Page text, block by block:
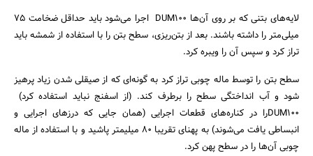
لایه‌های بتنی که بر روی آن‌ها DUM100 اجرا می‌شود باید حداقل ضخامت 75
میلی‌متر را داشته باشند. بعد از بتن‌ریزی، سطح بتن را با استفاده از شمشه باید
تراز کرد و سپس آن را ویبره کرد.
سطح بتن را توسط ماله چوبی تراز کرد به گونه‌ای که از صیقلی شدن زیاد پرهیز
شود و آب انداختگی سطح را برطرف کند. (از اسفنج نباید استفاده کرد)
DUM100را در کناره‌های قطعات اجرایی (همان جایی که درزهای اجرایی و
انبساطی یافت می‌شوند) به پهنای تقریبا 80 میلیمتر پاشید و با استفاده از ماله
چوبی آن‌ها را در سطح پهن کرد.